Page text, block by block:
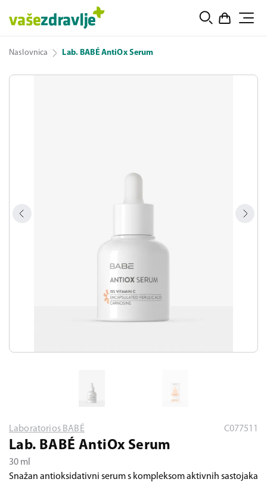
Naslovnica Lab. BABÉ AntiOx Serum
Laboratorios BABÉ C077511
Lab. BABÉ AntiOx Serum
30 ml
Snažan antioksidativni serum s kompleksom aktivnih sastojaka